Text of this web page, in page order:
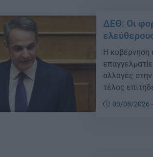
ΔΕΘ: Οι
Η κυβέρνηση
αλλαγές
τέλος
03/08/2026